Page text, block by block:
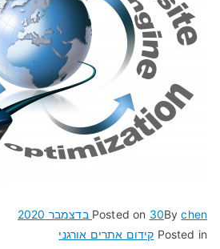
Bychen
Posted on 30 בדצמבר 2020
Posted in קידום אתרים אורגני